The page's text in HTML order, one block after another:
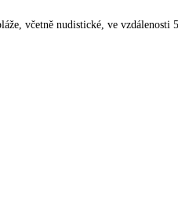
včetně nudistické, ve vzdálenosti